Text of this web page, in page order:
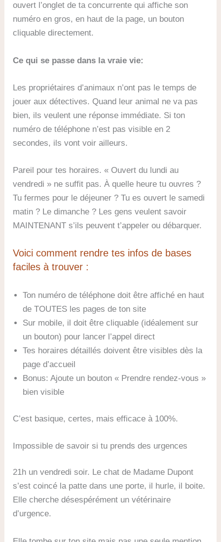
ouvert l’onglet de ta concurrente qui affiche son
numéro en gros, en haut de la page, un bouton
cliquable directement.
Ce qui se passe dans la vraie vie:
Les propriétaires d’animaux n’ont pas le temps de
jouer aux détectives. Quand leur animal ne va pas
bien, ils veulent une réponse immédiate. Si ton
numéro de téléphone n’est pas visible en 2
secondes, ils vont voir ailleurs.
Pareil pour tes horaires. « Ouvert du lundi au
vendredi » ne suffit pas. À quelle heure tu ouvres ?
Tu fermes pour le déjeuner ? Tu es ouvert le samedi
matin ? Le dimanche ? Les gens veulent savoir
MAINTENANT s’ils peuvent t’appeler ou débarquer.
Voici comment rendre tes infos de bases
faciles à trouver :
Ton numéro de téléphone doit être affiché en haut
de TOUTES les pages de ton site
Sur mobile, il doit être cliquable (idéalement sur
un bouton) pour lancer l’appel direct
Tes horaires détaillés doivent être visibles dès la
page d’accueil
Bonus: Ajoute un bouton « Prendre rendez-vous »
bien visible
C’est basique, certes, mais efficace à 100%.
Impossible de savoir si tu prends des urgences
21h un vendredi soir. Le chat de Madame Dupont
s’est coincé la patte dans une porte, il hurle, il boite.
Elle cherche désespérément un vétérinaire
d’urgence.